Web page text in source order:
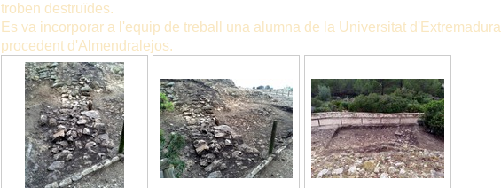
troben destruïdes.
Es va incorporar a l'equip de treball una alumna de la Universitat d'Extremadura
procedent d'Almendralejos.